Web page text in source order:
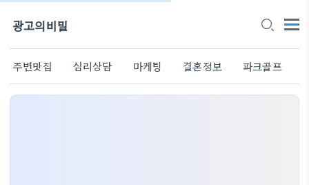
광고의비밀
주변맛집 심리상담 마케팅 결혼정보 파크골프